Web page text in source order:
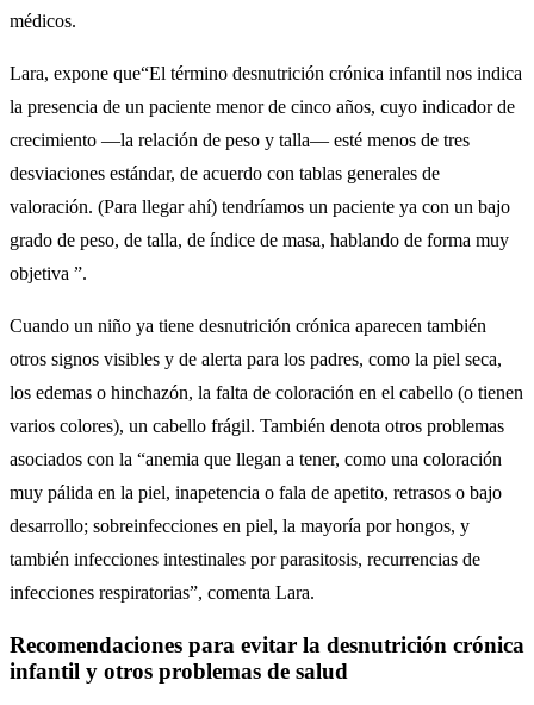
médicos.
Lara, expone que“El término desnutrición crónica infantil nos indica
la presencia de un paciente menor de cinco años, cuyo indicador de
crecimiento —la relación de peso y talla— esté menos de tres
desviaciones estándar, de acuerdo con tablas generales de
valoración. (Para llegar ahí) tendríamos un paciente ya con un bajo
grado de peso, de talla, de índice de masa, hablando de forma muy
objetiva ”.
Cuando un niño ya tiene desnutrición crónica aparecen también
otros signos visibles y de alerta para los padres, como la piel seca,
los edemas o hinchazón, la falta de coloración en el cabello (o tienen
varios colores), un cabello frágil. También denota otros problemas
asociados con la “anemia que llegan a tener, como una coloración
muy pálida en la piel, inapetencia o fala de apetito, retrasos o bajo
desarrollo; sobreinfecciones en piel, la mayoría por hongos, y
también infecciones intestinales por parasitosis, recurrencias de
infecciones respiratorias”, comenta Lara.
Recomendaciones para evitar la desnutrición crónica
infantil y otros problemas de salud